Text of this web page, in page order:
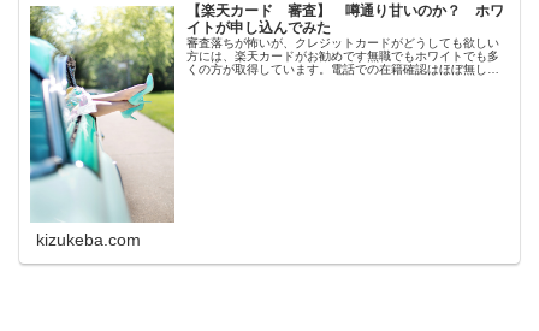
【楽天カード 審査】 噂通り甘いのか？ ホワ
イトが申し込んでみた
審査落ちが怖いが、クレジットカードがどうしても欲しい
方には、楽天カードがお勧めです無職でもホワイトでも多
くの方が取得しています。電話での在籍確認はほぼ無し、
kizukeba.com